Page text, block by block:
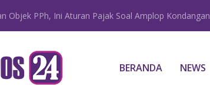
Objek PPh, Ini Aturan Pajak Soal Amplop Kondangan
BERANDA NEWS